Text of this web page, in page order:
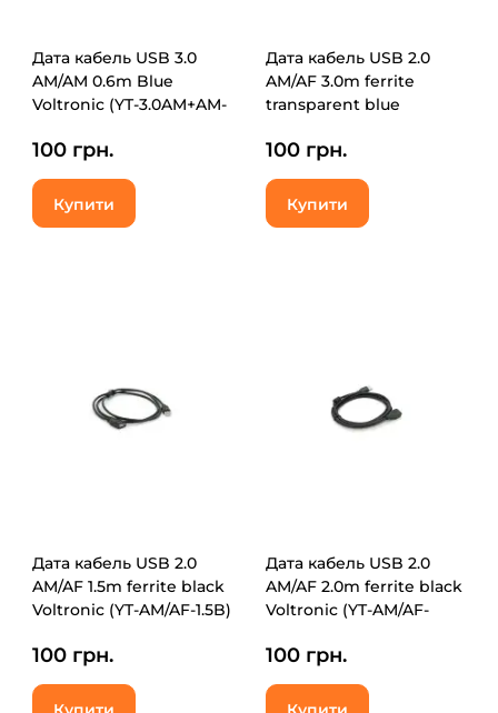
Дата кабель USB 3.0
AM/AM 0.6m Blue
Voltronic (YT-3.0AM+AM-
100 грн.
Купити
Дата кабель USB 2.0
AM/AF 3.0m ferrite
transparent blue
3.0TBL)
100 грн.
Купити
Дата кабель USB 2.0
AM/AF 1.5m ferrite black
Voltronic (YT-AM/AF-1.5B)
100 грн.
Дата кабель USB 2.0
AM/AF 2.0m ferrite black
Voltronic (YT-AM/AF-
100 грн.